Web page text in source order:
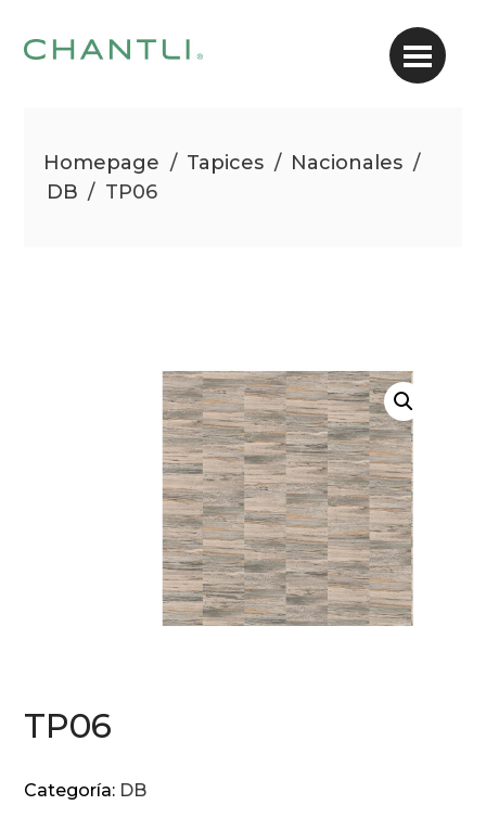
Homepage / Tapices / Nacionales /
DB / TP06
TP06
Categoría: DB